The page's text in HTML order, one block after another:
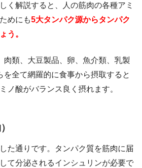
く解説すると、人の筋肉の各種アミ
めにも5大タンパク源からタンパク
う。
肉類、大豆製品、卵、魚介類、乳製
を全て網羅的に食事から摂取すると
ノ酸がバランス良く摂れます。
た通りです。タンパク質を筋肉に届
て分泌されるインシュリンが必要で